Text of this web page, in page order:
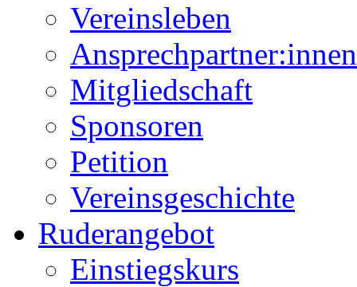
Vereinsleben
Ansprechpartner:innen
Mitgliedschaft
Sponsoren
Petition
Vereinsgeschichte
Ruderangebot
Einstiegskurs